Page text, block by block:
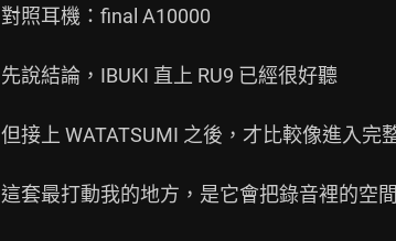
對照耳機：final A10000
先說結論，IBUKI 直上 RU9 已經很好聽
但接上 WATATSUMI 之後，才比較像進入完
這套最打動我的地方，是它會把錄音裡的空